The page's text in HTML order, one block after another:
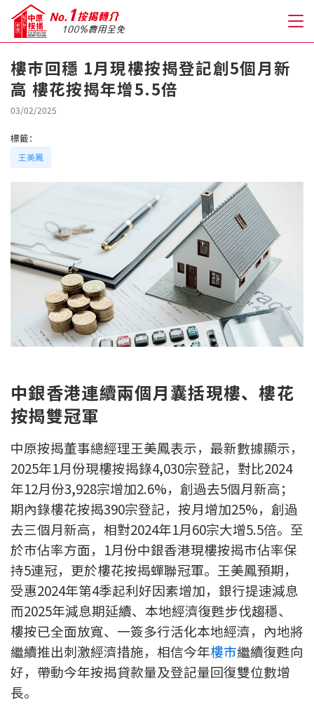
關於我們
人才房貸・開戶優惠
免費開戶轉介服務
私人貸款
優惠禮遇
新盤優越按揭優惠
推薦齊齊友賞
按揭工具
按揭計算
轉按計算
置業預算
供款年期計算
工商舖按揭計算
印花稅計算
免費物業估價
樓巿回穩 1月現樓按揭登記創5個月新
高 樓花按揭年增5.5倍
03/02/2025
標籤：
王美鳳
中銀香港連續兩個月囊括現樓、樓花
按揭雙冠軍
中原按揭董事總經理王美鳳表示，最新數據顯示，
2025年1月份現樓按揭錄4,030宗登記，對比2024
年12月份3,928宗增加2.6%，創過去5個月新高；
期內錄樓花按揭390宗登記，按月增加25%，創過
去三個月新高，相對2024年1月60宗大增5.5倍。至
於巿佔率方面，1月份中銀香港現樓按揭巿佔率保
持5連冠，更於樓花按揭蟬聯冠軍。王美鳳預期，
受惠2024年第4季起利好因素增加，銀行提速減息
而2025年減息期延續、本地經濟復甦步伐趨穩、
樓按已全面放寬、一簽多行活化本地經濟，內地將
繼續推出刺激經濟措施，相信今年樓市繼續復甦向
好，帶動今年按揭貸款量及登記量回復雙位數增
長。